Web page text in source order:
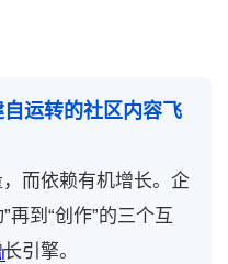
运转的社区内容飞
而依赖有机增长。企
再到“创作”的三个互
引擎。